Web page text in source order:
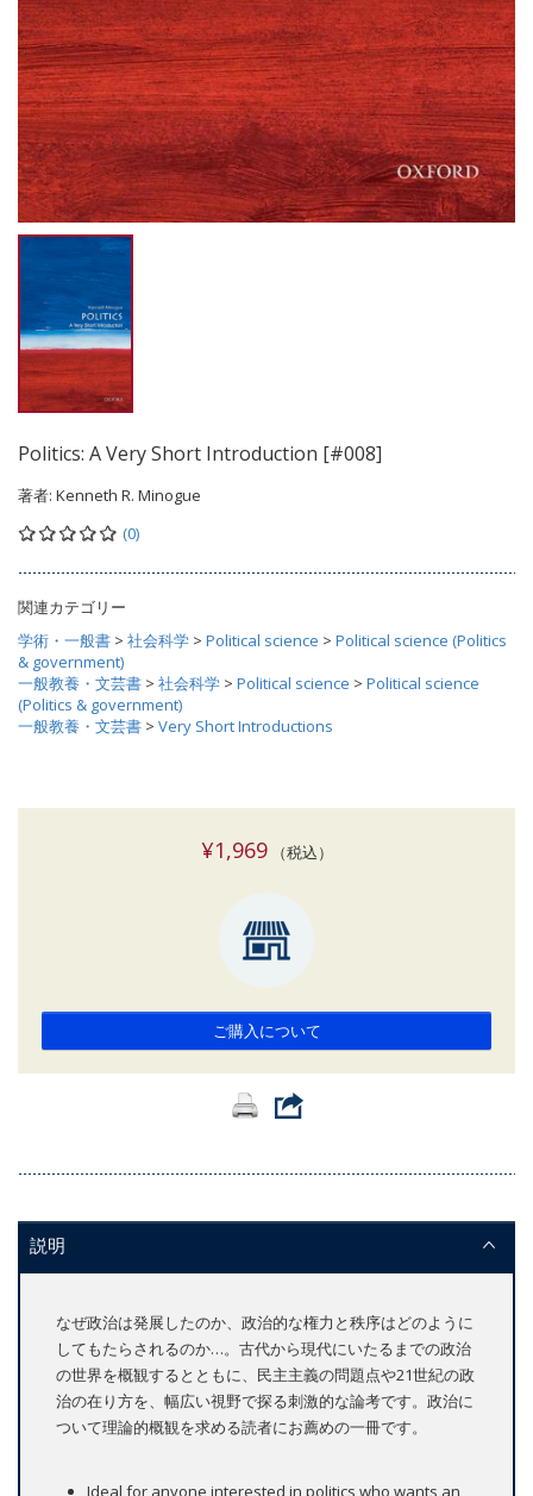
Politics: A Very Short Introduction [#008]
著者: Kenneth R. Minogue
(0)
関連カテゴリー
学術・一般書 > 社会科学 > Political science > Political science (Politics
& government)
一般教養・文芸書 > 社会科学 > Political science > Political science
(Politics & government)
一般教養・文芸書 > Very Short Introductions
¥1,969（税込）
ご購入について
説明
なぜ政治は発展したのか、政治的な権力と秩序はどのように
してもたらされるのか…。古代から現代にいたるまでの政治
の世界を概観するとともに、民主主義の問題点や21世紀の政
治の在り方を、幅広い視野で探る刺激的な論考です。政治に
ついて理論的概観を求める読者にお薦めの一冊です。
Ideal for anyone interested in politics who wants an